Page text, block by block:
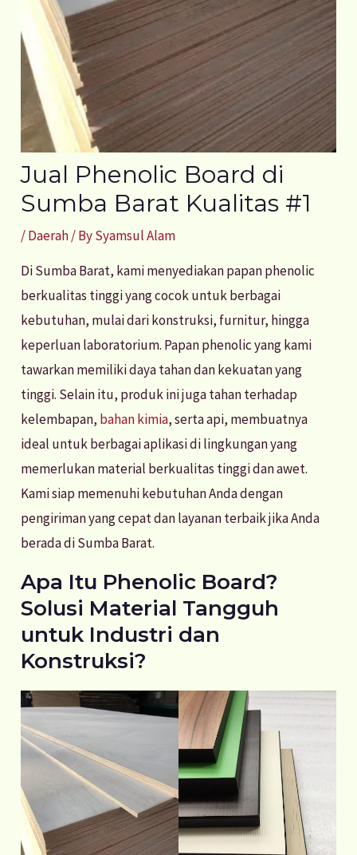
Jual Phenolic Board di
Sumba Barat Kualitas #1
/Daerah/ BySyamsul Alam
Di Sumba Barat, kami menyediakan papan phenolic
berkualitas tinggi yang cocok untuk berbagai
kebutuhan, mulai dari konstruksi, furnitur, hingga
keperluan laboratorium. Papan phenolic yang kami
tawarkan memiliki daya tahan dan kekuatan yang
tinggi. Selain itu, produk ini juga tahan terhadap
kelembapan, bahan kimia, serta api, membuatnya
ideal untuk berbagai aplikasi di lingkungan yang
memerlukan material berkualitas tinggi dan awet.
Kami siap memenuhi kebutuhan Anda dengan
pengiriman yang cepat dan layanan terbaik jika Anda
berada di Sumba Barat.
Apa Itu Phenolic Board?
Solusi Material Tangguh
untuk Industri dan
Konstruksi?